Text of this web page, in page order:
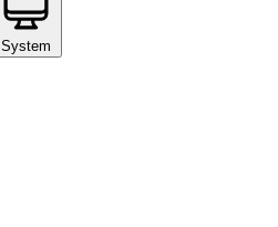
System